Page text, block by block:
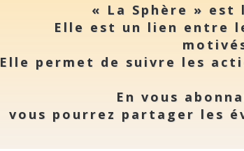
« La Sphère » est
Elle est un lien entre
Elle permet de suivre les
En vous
vous pourrez partager les